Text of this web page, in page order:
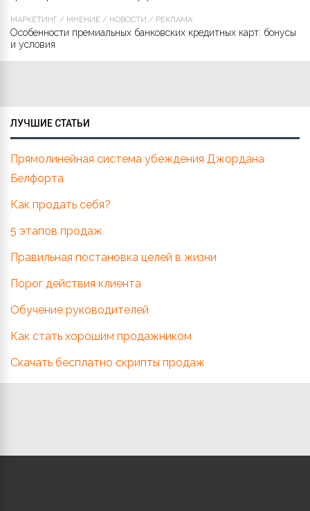
МАРКЕТИНГ / МНЕНИЕ / НОВОСТИ / РЕКЛАМА
Особенности премиальных банковских кредитных карт: бонусы
и условия
ЛУЧШИЕ СТАТЬИ
Прямолинейная система убеждения Джордана
Белфорта
Как продать себя?
5 этапов продаж
Правильная постановка целей в жизни
Порог действия клиента
Обучение руководителей
Как стать хорошим продажником
Скачать бесплатно скрипты продаж